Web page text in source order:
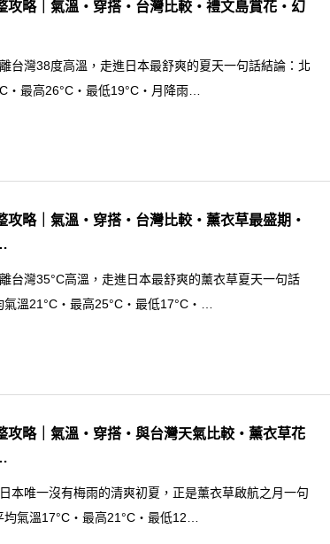
攻略｜氣溫・穿搭・台灣比較・禮文島賞花・幻
台灣38度高溫，走進日本最舒爽的夏天一句話結論：北
・最高26°C・最低19°C・月降雨…
攻略｜氣溫・穿搭・台灣比較・薰衣草最盛期・
台灣35°C高溫，走進日本最舒爽的薰衣草夏天一句話
溫21°C・最高25°C・最低17°C・…
攻略｜氣溫・穿搭・與台灣天氣比較・薰衣草花
本唯一沒有梅雨的清爽初夏，正是薰衣草啟航之月一句
氣溫17°C・最高21°C・最低12…